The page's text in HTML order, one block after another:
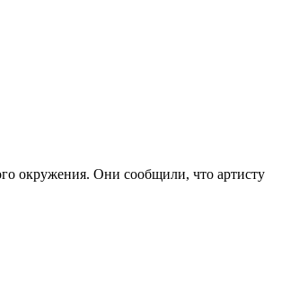
окружения. Они сообщили, что артисту